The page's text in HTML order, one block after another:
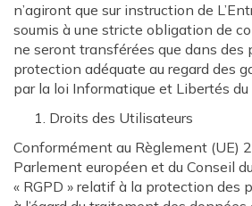
n’agiront que sur instruction de
soumis à une stricte obligation de
ne seront transférées que dans des
protection adéquate au regard des
par la loi Informatique et Libertés
Droits des Utilisateurs
Conformément au Règlement (UE)
Parlement européen et du Conseil
« RGPD » relatif à la protection des